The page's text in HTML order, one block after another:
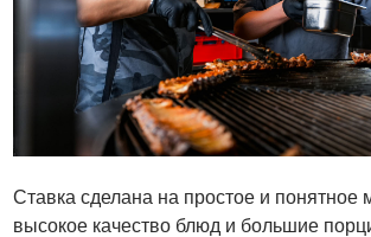
Ставка сделана на простое и понятное
высокое качество блюд и большие